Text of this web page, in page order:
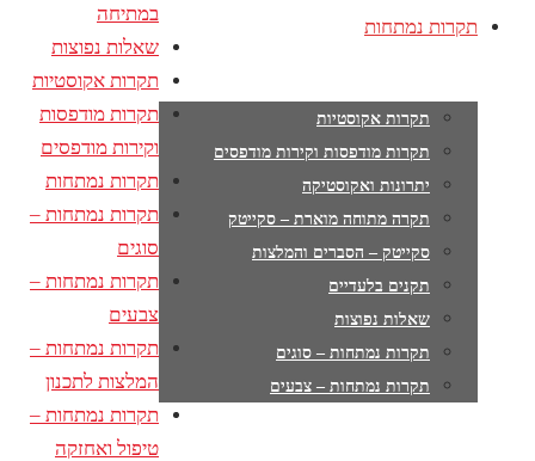
תקרות נמתחות
תקרות אקוסטיות
תקרות מודפסות וקירות מודפסים
יתרונות ואקוסטיקה
תקרה מתוחה מוארת – סקייטק
סקייטק – הסברים והמלצות
תקנים בלעדיים
שאלות נפוצות
תקרות נמתחות – סוגים
תקרות נמתחות – צבעים
במתיחה
שאלות נפוצות
תקרות אקוסטיות
תקרות מודפסות
וקירות מודפסים
תקרות נמתחות
תקרות נמתחות –
סוגים
תקרות נמתחות –
צבעים
תקרות נמתחות –
המלצות לתכנון
תקרות נמתחות –
טיפול ואחזקה